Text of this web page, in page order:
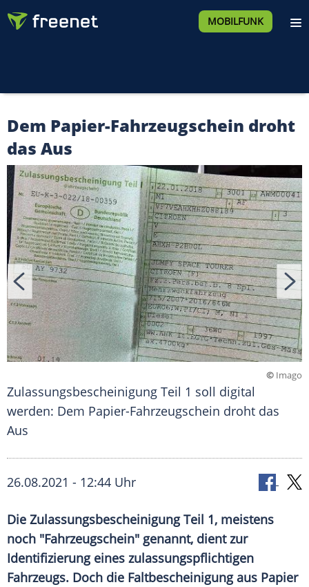
MOBILFUNK
Dem Papier-Fahrzeugschein droht
das Aus
© Imago
Zulassungsbescheinigung Teil 1 soll digital
werden: Dem Papier-Fahrzeugschein droht das
Aus
26.08.2021 - 12:44 Uhr
Die ZulassungsbescheinigungTeil 1, meistens
noch "Fahrzeugschein" genannt, dient zur
Identifizierung eines zulassungspflichtigen
Fahrzeugs. Doch die Faltbescheinigungaus Papier